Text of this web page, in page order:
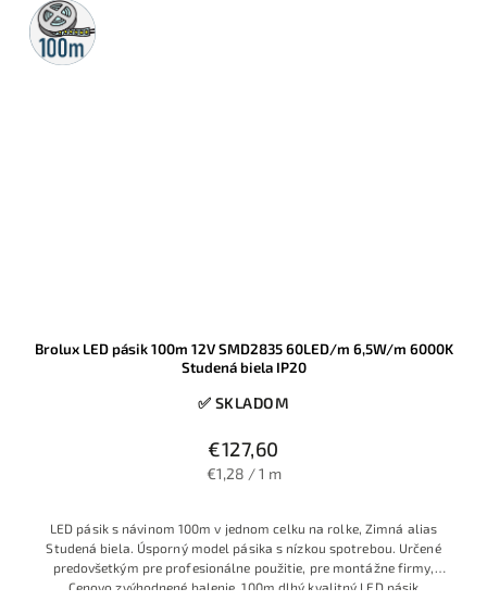
100m
rolka
Brolux LED pásik 100m 12V SMD2835 60LED/m 6,5W/m 6000K
Studená biela IP20
✅ SKLADOM
€127,60
€1,28 / 1 m
LED pásik s návinom 100m v jednom celku na rolke, Zimná alias
Studená biela. Úsporný model pásika s nízkou spotrebou. Určené
predovšetkým pre profesionálne použitie, pre montážne firmy,
Cenovo zvýhodnené balenie. 100m dlhý kvalitný LED pásik